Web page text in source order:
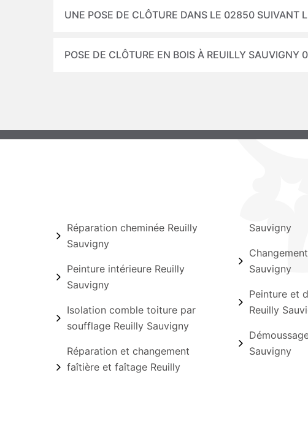
UNE POSE DE CLÔTURE DANS LE 02850 SUIVANT
POSE DE CLÔTURE EN BOIS À REUILLY SAUVIGNY
Réparation cheminée Reuilly
Sauvigny
Peinture intérieure Reuilly
Sauvigny
Isolation comble toiture par
soufflage Reuilly Sauvigny
Réparation et changement
faîtière et faîtage Reuilly
Sauvigny
Sauvigny
Peinture et
Reuilly
Sauvigny